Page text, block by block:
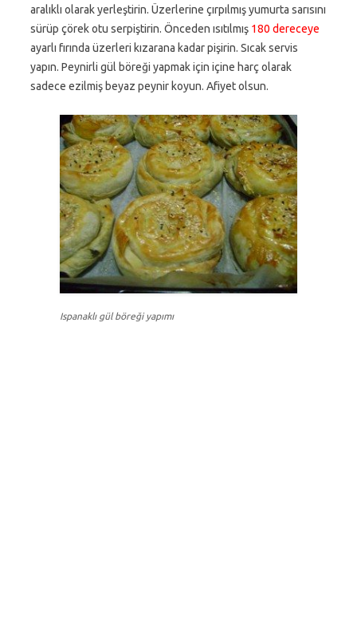
aralıklı olarak yerleştirin. Üzerlerine çırpılmış yumurta sarısını
sürüp çörek otu serpiştirin. Önceden ısıtılmış 180 dereceye
ayarlı fırında üzerleri kızarana kadar pişirin. Sıcak servis
yapın. Peynirli gül böreği yapmak için içine harç olarak
sadece ezilmiş beyaz peynir koyun. Afiyet olsun.
Ispanaklı gül böreği yapımı